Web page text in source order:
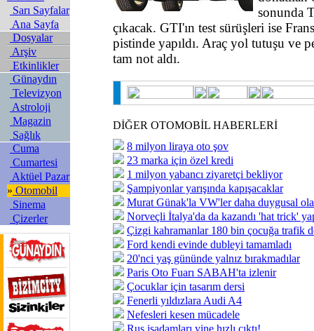
Sarı Sayfalar
Ana Sayfa
Dosyalar
Arşiv
Etkinlikler
Günaydın
Televizyon
Astroloji
Magazin
Sağlık
Cuma
Cumartesi
Aktüel Pazar
» Otomobil
Sinema
Çizerler
sonunda
çıkacak. GTI'ın test sürüşleri ise
pistinde yapıldı. Araç yol tutuşu ve
tam not aldı.
DİĞER OTOMOBİL HABERLERİ
8 milyon liraya oto şov
23 marka için özel kredi
1 milyon yabancı ziyaretçi bekliyor
Şampiyonlar yarışında kapışacaklar
Murat Günak'la VW'ler daha duygusal
Norveçli İtalya'da da kazandı 'hat trick'
Çizgi kahramanlar 180 bin çocuğa trafik
Ford kendi evinde dubleyi tamamladı
20'nci yaş gününde yalnız bırakmadılar
Paris Oto Fuarı SABAH'ta izlenir
Çocuklar için tasarım dersi
Fenerli yıldızlara Audi A4
Nefesleri kesen mücadele
Rus işadamları yine hızlı çıktı!